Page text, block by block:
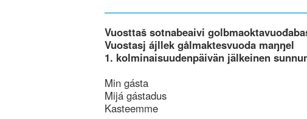
Vuosttaš sotnabeaivi
Vuostasj ájllek gålmaktesvuoda maŋŋel
1. kolminaisuudenpäivän jälkeinen
Min gásta
Mijá gástadus
Kasteemme